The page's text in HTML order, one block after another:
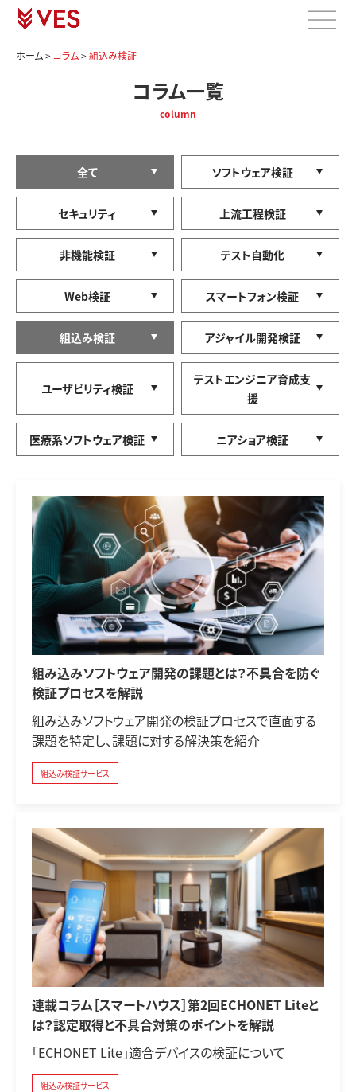
ホーム> コラム>組込み検証
コラム一覧
column
全て ソフトウェア検証
セキュリティ 上流工程検証
非機能検証 テスト自動化
Web検証 スマートフォン検証
組込み検証 アジャイル開発検証
ユーザビリティ検証
テストエンジニア育成支
援
医療系ソフトウェア検証 ニアショア検証
組み込みソフトウェア開発の課題とは？不具合を防ぐ
検証プロセスを解説
組み込みソフトウェア開発の検証プロセスで直面する
課題を特定し、課題に対する解決策を紹介
組込み検証サービス
連載コラム［スマートハウス］第2回ECHONET Liteと
は？認定取得と不具合対策のポイントを解説
「ECHONET Lite」適合デバイスの検証について
組込み検証サービス